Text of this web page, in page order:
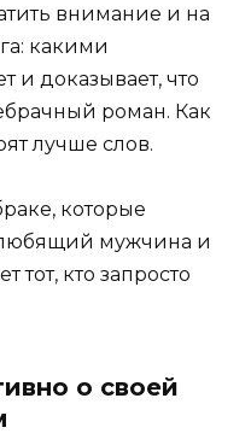
внимание и на
какими
и доказывает, что
роман. Как
лучше слов.
которые
мужчина и
тот, кто запросто
о своей